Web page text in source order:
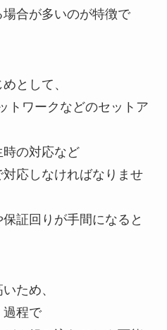
合が多いのが特徴で
として、
トワークなどのセットア
の対応など
応しなければなりませ
証回りが手間になると
ため、
過程で